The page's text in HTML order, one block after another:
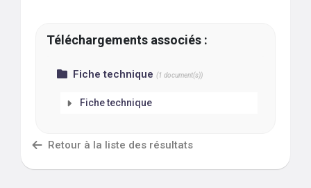
Téléchargements associés :
Fiche technique (1 document(s))
Fiche technique
Retour à la liste des résultats